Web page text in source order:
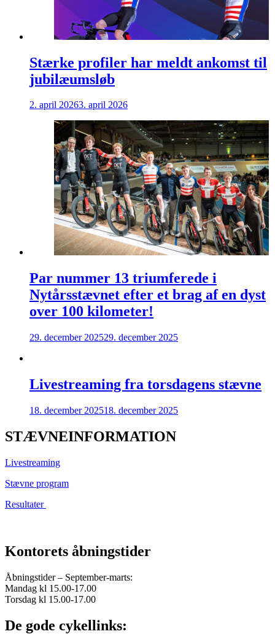
Stærke profiler har meldt ankomst til
jubilæumsløb
2. april 20263. april 2026
Par nummer 13 triumferede i
Nytårsstævnet efter et brag af en dyst
over 100 kilometer!
29. december 202529. december 2025
Livestreaming fra torsdagens stævne
18. december 202518. december 2025
STÆVNEINFORMATION
Livestreaming
Stævne program
Resultater
Kontorets åbningstider
Åbningstider – September-marts:
Mandag kl 15.00-17.00
Torsdag kl 15.00-17.00
De gode cykellinks: